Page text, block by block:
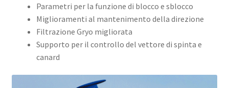
Parametri per la funzione di blocco e sblocco
Miglioramenti al mantenimento della direzione
Filtrazione Gryo migliorata
Supporto per il controllo del vettore di spinta e
canard